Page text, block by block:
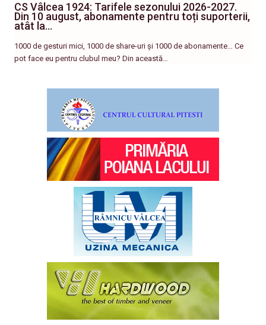
CS Vâlcea 1924: Tarifele sezonului 2026-2027.
Din 10 august, abonamente pentru toți suporterii,
atât la…
1000 de gesturi mici, 1000 de share-uri și 1000 de abonamente… Ce
pot face eu pentru clubul meu? Din această…